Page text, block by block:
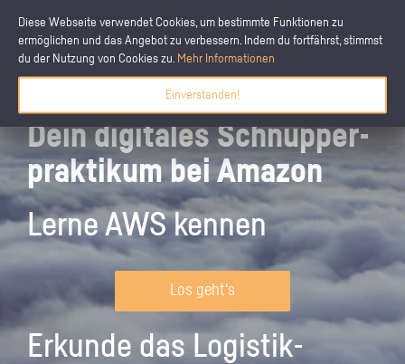
Diese Webseite verwendet Cookies, um bestimmte Funktionen zu
ermöglichen und das Angebot zu verbessern. Indem du fortfährst, stimmst
du der Nutzung von Cookies zu. Mehr Informationen
Einverstanden!
Dein digitales Schnupper­
praktikum bei Amazon
Lerne AWS kennen
Los geht's
Erkunde das Logistik­